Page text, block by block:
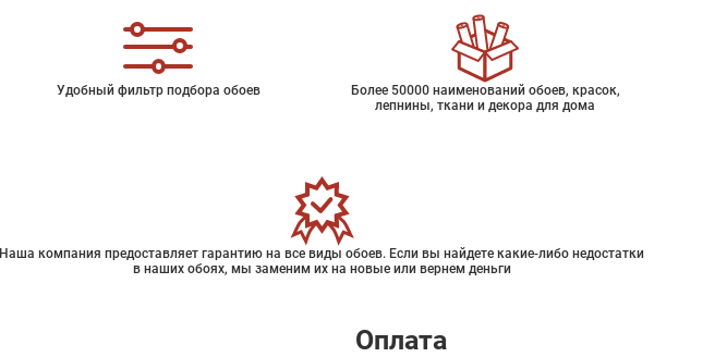
Удобный фильтр подбора обоев
Более 50000 наименований обоев, красок,
лепнины, ткани и декора для дома
Наша компания предоставляет гарантию на все виды обоев. Если вы найдете какие-либо недостатки
в наших обоях, мы заменим их на новые или вернем деньги
Оплата